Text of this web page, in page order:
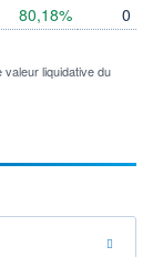
80,18%
0
liquidative du